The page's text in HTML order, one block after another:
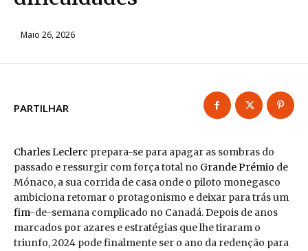
Maio 26, 2026
PARTILHAR
Charles Leclerc prepara-se para apagar as sombras do
passado e ressurgir com força total no Grande Prémio de
Mónaco, a sua corrida de casa onde o piloto monegasco
ambiciona retomar o protagonismo e deixar para trás um
fim-de-semana complicado no Canadá. Depois de anos
marcados por azares e estratégias que lhe tiraram o
triunfo, 2024 pode finalmente ser o ano da redenção para